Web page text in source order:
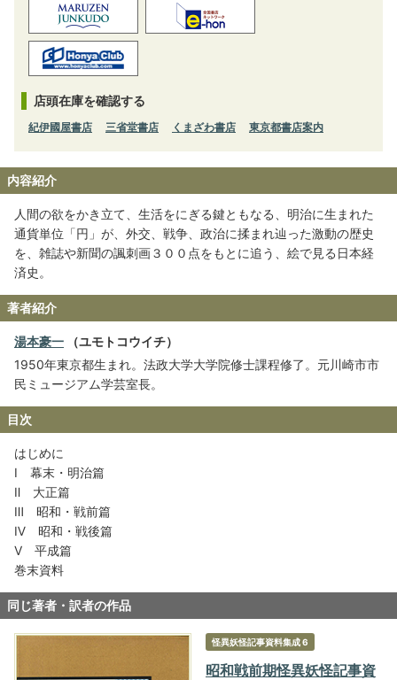
店頭在庫を確認する
紀伊國屋書店 三省堂書店 くまざわ書店 東京都書店案内
内容紹介
人間の欲をかき立て、生活をにぎる鍵ともなる、明治に生まれた
通貨単位「円」が、外交、戦争、政治に揉まれ辿った激動の歴史
を、雑誌や新聞の諷刺画３００点をもとに追う、絵で見る日本経
済史。
著者紹介
湯本豪一 （ユモトコウイチ）
1950年東京都生まれ。法政大学大学院修士課程修了。元川崎市市
民ミュージアム学芸室長。
目次
はじめに
Ⅰ 幕末・明治篇
Ⅱ 大正篇
Ⅲ 昭和・戦前篇
Ⅳ 昭和・戦後篇
Ⅴ 平成篇
巻末資料
同じ著者・訳者の作品
怪異妖怪記事資料集成 6
昭和戦前期怪異妖怪記事資